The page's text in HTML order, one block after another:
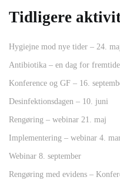
Tidligere
Hygiejne mod nye tider – 24.
Antibiotika – en dag for
Konference og GF – 16.
Desinfektionsdagen – 10. juni
Rengøring – webinar 21. maj
Implementering – webinar 4.
Webinar 8. september
Rengøring med evidens –